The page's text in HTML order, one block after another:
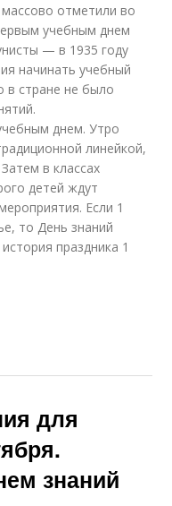
отметили во
учебным днем
— в 1935 году
начинать учебный
в стране не было
днем. Утро
линейкой,
в классах
детей ждут
Если 1
то День знаний
праздника 1
для
знаний